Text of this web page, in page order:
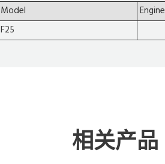
Model Engine
F25
相关产品